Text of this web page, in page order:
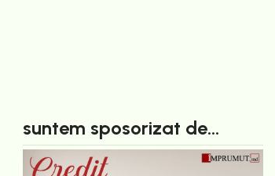
suntem sposorizat de...